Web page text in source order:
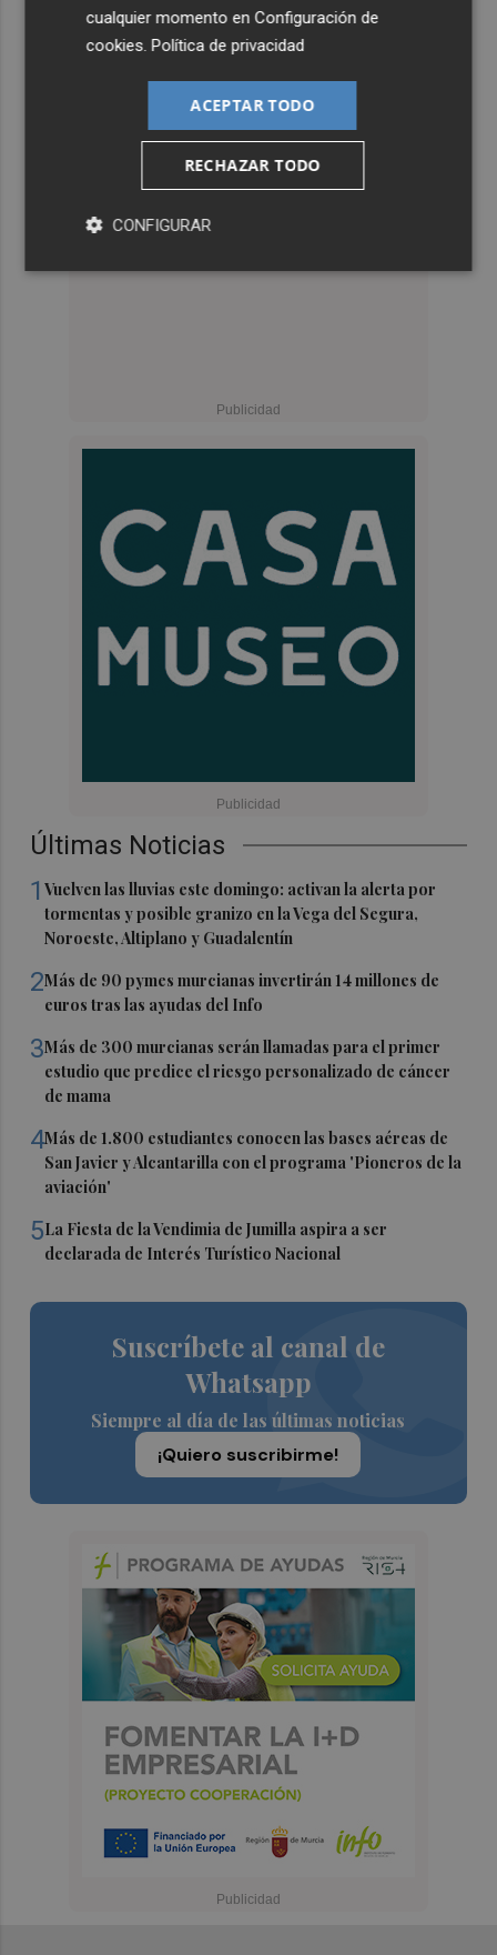
Últimas Noticias
1Vuelven las lluvias este domingo: activan la alerta por
tormentas y posible granizo en la Vega del Segura,
Noroeste, Altiplano y Guadalentín
2Más de 90 pymes murcianas invertirán 14 millones de
euros tras las ayudas del Info
3Más de 300 murcianas serán llamadas para el primer
estudio que predice el riesgo personalizado de cáncer
de mama
4Más de 1.800 estudiantes conocen las bases aéreas de
San Javier y Alcantarilla con el programa 'Pioneros de la
aviación'
5La Fiesta de la Vendimia de Jumilla aspira a ser
declarada de Interés Turístico Nacional
Suscríbete al canal de
Whatsapp
Siempre al día de las últimas noticias
¡Quiero suscribirme!
cualquier momento enConfiguración de
cookies.Política de privacidad
ACEPTAR TODO
RECHAZAR TODO
CONFIGURAR